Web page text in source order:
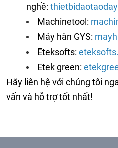
nghề:
Machinetool:
Máy hàn GYS:
Eteksofts:
Etek green:
Hãy liên hệ với chúng tôi
vấn và hỗ trợ tốt nhất!